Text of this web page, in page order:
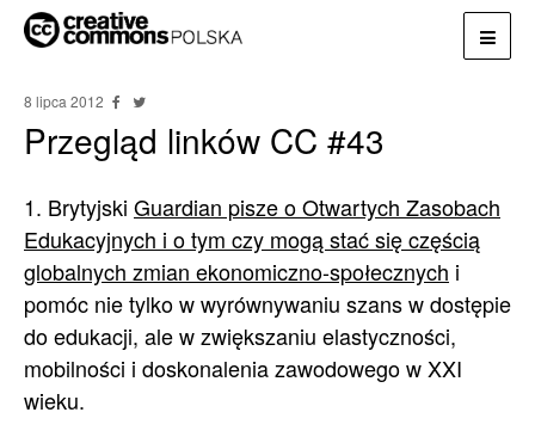
8 lipca 2012
Przegląd linków CC #43
1. Brytyjski Guardian pisze o Otwartych Zasobach
Edukacyjnych i o tym czy mogą stać się częścią
globalnych zmian ekonomiczno-społecznych i
pomóc nie tylko w wyrównywaniu szans w dostępie
do edukacji, ale w zwiększaniu elastyczności,
mobilności i doskonalenia zawodowego w XXI
wieku.